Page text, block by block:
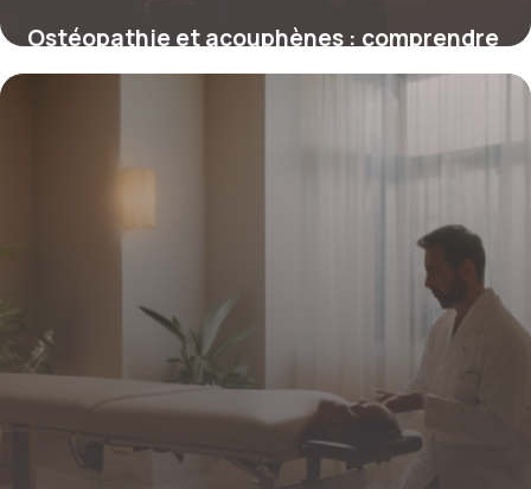
Ostéopathie et acouphènes : comprendre
le lien et les solutions efficaces